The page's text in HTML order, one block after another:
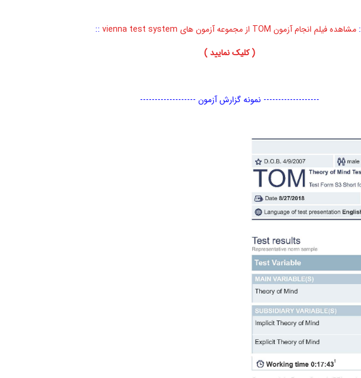
مشاهده فیلم انجام آزمون TOM از مجموعه آزمون های vienna test system
::
( کلیک نمایید )
------------------- نمونه گزارش آزمون -------------------